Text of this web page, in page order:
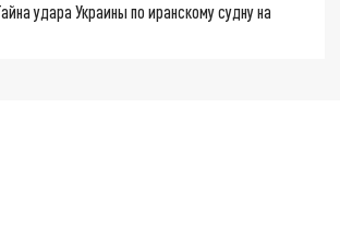
удара Украины по иранскому судну на